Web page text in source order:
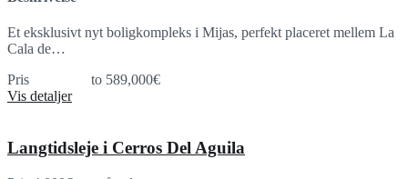
Et eksklusivt nyt boligkompleks i Mijas, perfekt placeret mellem La
Cala de…
Pris
to 589,000€
Vis detaljer
Langtidsleje i Cerros Del Aguila